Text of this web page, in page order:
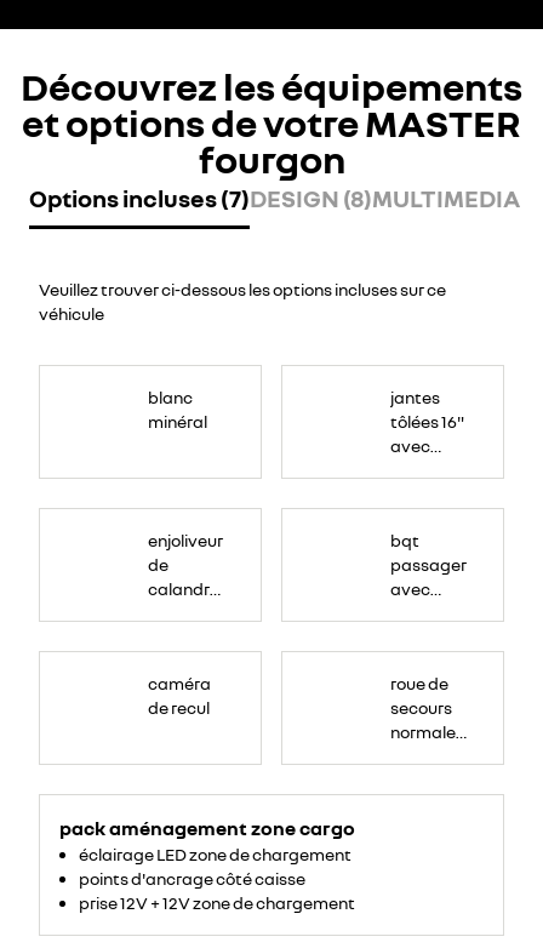
Découvrez les équipements
et options de votre MASTER
fourgon
Options incluses (7)DESIGN (8)MULTIMEDIA
Veuillez trouver ci-dessous les options incluses sur ce
véhicule
blanc
minéral
jantes
tôlées 16"
avec
enjoliveur
de
calandre
bqt
passager
avec
caméra
de recul
roue de
secours
normale
pack aménagement zone cargo
éclairage LED zone de chargement
points d'ancrage côté caisse
prise 12V + 12V zone de chargement